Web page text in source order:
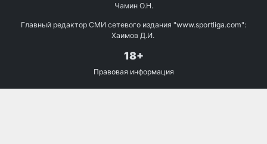
Чамин О.Н.
Главный редактор СМИ сетевого издания "www.sportliga.com":
Хаимов Д.И.
18+
Правовая информация